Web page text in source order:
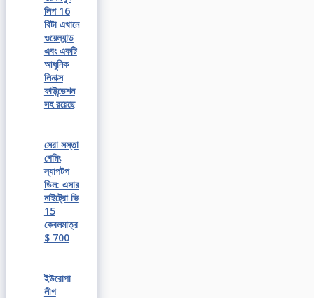
লিপ 16
বিটা এখানে
ওয়েল্যান্ড
এবং একটি
আধুনিক
লিনাক্স
ফাউন্ডেশন
সহ রয়েছে
সেরা সস্তা
গেমিং
ল্যাপটপ
ডিল: এসার
নাইট্রো ভি
15
কেবলমাত্র
$ 700
ইউরোপা
লীগ